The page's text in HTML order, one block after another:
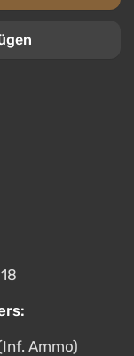
Ammo)